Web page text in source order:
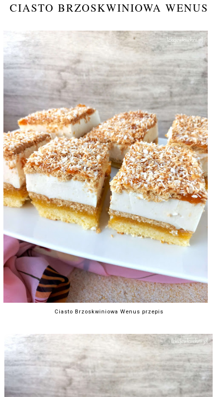
CIASTO BRZOSKWINIOWA WENUS
Ciasto Brzoskwiniowa Wenus przepis